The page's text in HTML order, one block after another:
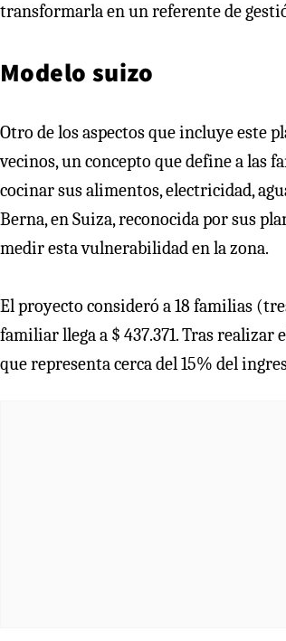
transformarla en un referente de
Modelo suizo
Otro de los aspectos que incluye este
vecinos, un concepto que define a las
cocinar sus alimentos, electricidad,
Berna, en Suiza, reconocida por sus
medir esta vulnerabilidad en la zona.
El proyecto consideró a 18 familias
familiar llega a $ 437.371. Tras realizar
que representa cerca del 15% del